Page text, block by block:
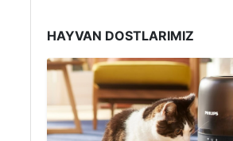
HAYVAN DOSTLARIMIZ